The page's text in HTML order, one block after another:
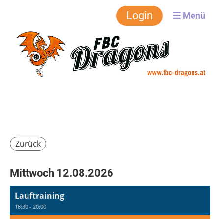
Login Menü
Zurück
Mittwoch 12.08.2026
Lauftraining
18:30 - 20:00